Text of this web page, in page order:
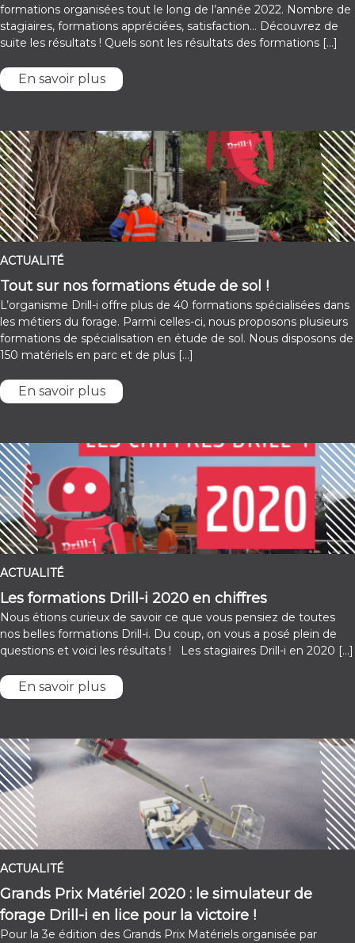
formations organisées tout le long de l’année 2022. Nombre de
stagiaires, formations appréciées, satisfaction… Découvrez de
suite les résultats ! Quels sont les résultats des formations […]
En savoir plus
ACTUALITÉ
Tout sur nos formations étude de sol !
L’organisme Drill-i offre plus de 40 formations spécialisées dans
les métiers du forage. Parmi celles-ci, nous proposons plusieurs
formations de spécialisation en étude de sol. Nous disposons de
150 matériels en parc et de plus […]
En savoir plus
ACTUALITÉ
Les formations Drill-i 2020 en chiffres
Nous étions curieux de savoir ce que vous pensiez de toutes
nos belles formations Drill-i. Du coup, on vous a posé plein de
questions et voici les résultats ! Les stagiaires Drill-i en 2020 […]
En savoir plus
ACTUALITÉ
Grands Prix Matériel 2020 : le simulateur de
forage Drill-i en lice pour la victoire !
Pour la 3e édition des Grands Prix Matériels organisée par